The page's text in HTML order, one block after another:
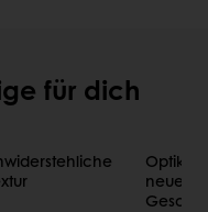
für dich
Optik
neue